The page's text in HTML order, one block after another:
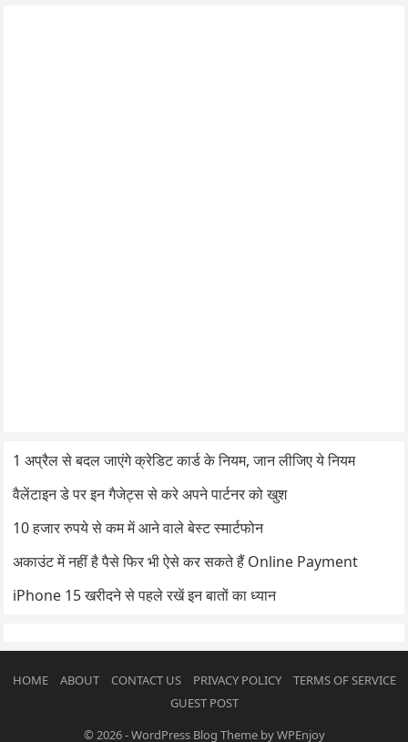
1 अप्रैल से बदल जाएंगे क्रेडिट कार्ड के नियम, जान लीजिए ये नियम
वैलेंटाइन डे पर इन गैजेट्स से करे अपने पार्टनर को खुश
10 हजार रुपये से कम में आने वाले बेस्ट स्मार्टफोन
अकाउंट में नहीं है पैसे फिर भी ऐसे कर सकते हैं Online Payment
iPhone 15 खरीदने से पहले रखें इन बातों का ध्यान
HOME ABOUT CONTACT US PRIVACY POLICY
TERMS OF SERVICE
GUEST POST
© 2026-WordPress Blog ThemebyWPEnjoy